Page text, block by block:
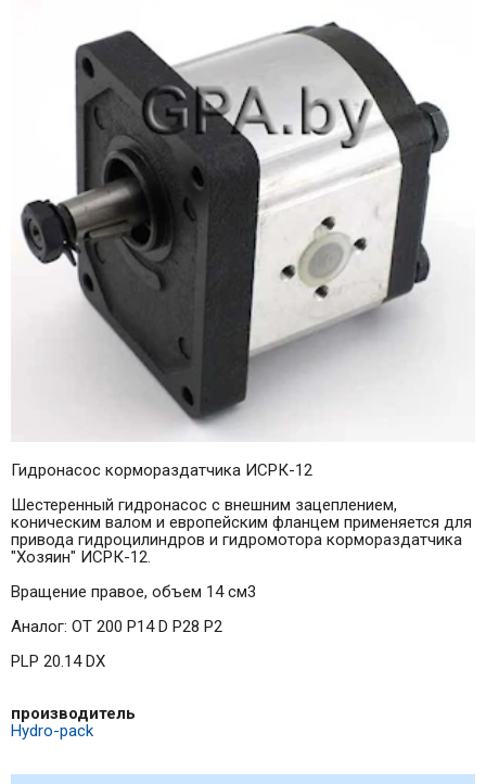
Гидронасос кормораздатчика ИСРК-12
Шестеренный гидронасос с внешним зацеплением,
коническим валом и европейским фланцем применяется для
привода гидроцилиндров и гидромотора кормораздатчика
"Хозяин" ИСРК-12.
Вращение правое, объем 14 см3
Аналог: OT 200 P14 D P28 P2
PLP 20.14 DX
производитель
Hydro-pack